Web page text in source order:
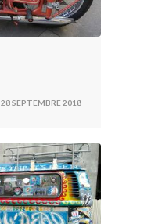
28 SEPTEMBRE 2018